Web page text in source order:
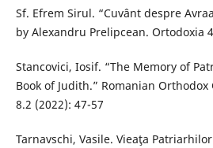
Sf. Efrem Sirul. “Cuvânt despre
by Alexandru Prelipcean. Ortodoxia
Stancovici, Iosif. “The Memory of
Book of Judith.” Romanian
8.2 (2022): 47-57
Tarnavschi, Vasile. Vieaţa